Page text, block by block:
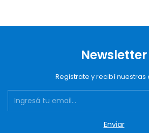
Newsletter
Registrate y recibí nuestras